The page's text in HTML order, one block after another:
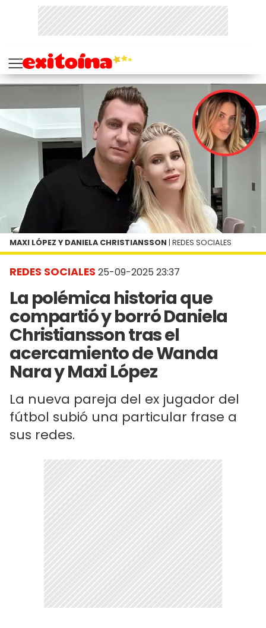
REDES SOCIALES 25-09-2025 23:37
La polémica historia que
compartió y borró Daniela
Christiansson tras el
acercamiento de Wanda
Nara y Maxi López
La nueva pareja del ex jugador del
fútbol subió una particular frase a
sus redes.
MAXI LÓPEZ Y DANIELA CHRISTIANSSON | REDES SOCIALES